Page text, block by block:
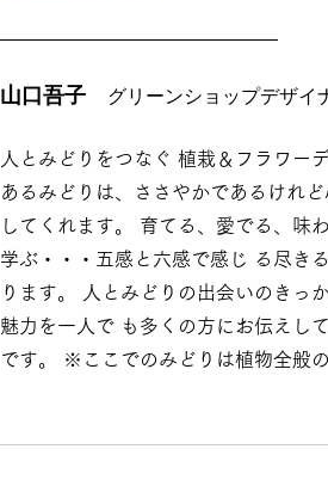
山口吾子
グリーンショップデザイ
人とみどりをつなぐ 植栽＆フラワー
あるみどりは、ささやかであるけれ
してくれます。 育てる、愛でる、味
学ぶ・・・五感と六感で感じ る尽き
ります。 人とみどりの出会いのきっ
魅力を一人で も多くの方にお伝えし
です。 ※ここでのみどりは植物全般の